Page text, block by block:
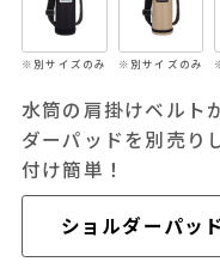
※別サイズのみ ※別サイズのみ
水筒の肩掛けベルト
ダーパッドを別売り
付け簡単！
ショルダーパッ